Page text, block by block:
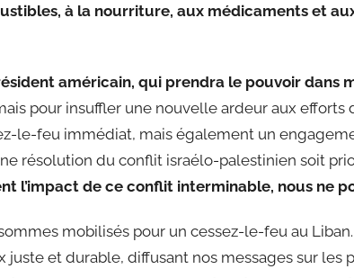
à la nourriture, aux médicaments et
américain, qui prendra le pouvoir dans
pour insuffler une nouvelle ardeur aux efforts
le-feu immédiat, mais également un
résolution du conflit israélo-palestinien soit
l’impact de ce conflit interminable, nous ne
mobilisés pour un cessez-le-feu au
juste et durable, diffusant nos messages sur les